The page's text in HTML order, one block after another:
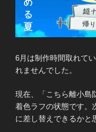
6月は制作時間取れて
れませんでした。
現在、「こちら離小島
着色ラフの状態です。
に差し替えできるかと